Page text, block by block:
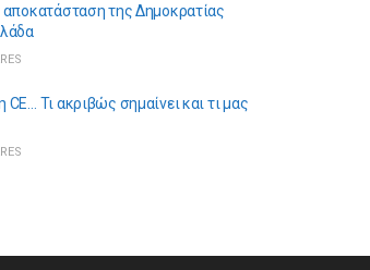
αποκατάσταση της Δημοκρατίας
CE… Τι ακριβώς σημαίνει και τι μας